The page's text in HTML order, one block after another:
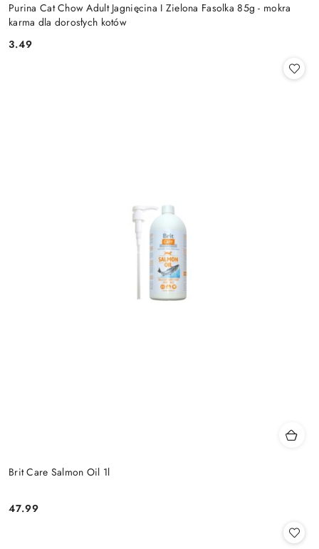
Purina Cat Chow Adult Jagnięcina I Zielona Fasolka 85g - mokra
karma dla dorosłych kotów
Cena:
3.49
Brit Care Salmon Oil 1l
Cena:
47.99